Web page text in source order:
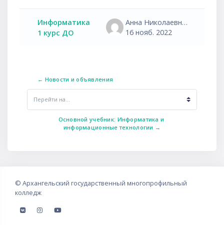
Информатика
1 курс ДО
Анна Николаевна Агафапудова
16 нояб. 2022
← Новости и объявления
Перейти на...
Основной учебник: Информатика и
информационные технологии →
© Архангельский государственный многопрофильный
колледж